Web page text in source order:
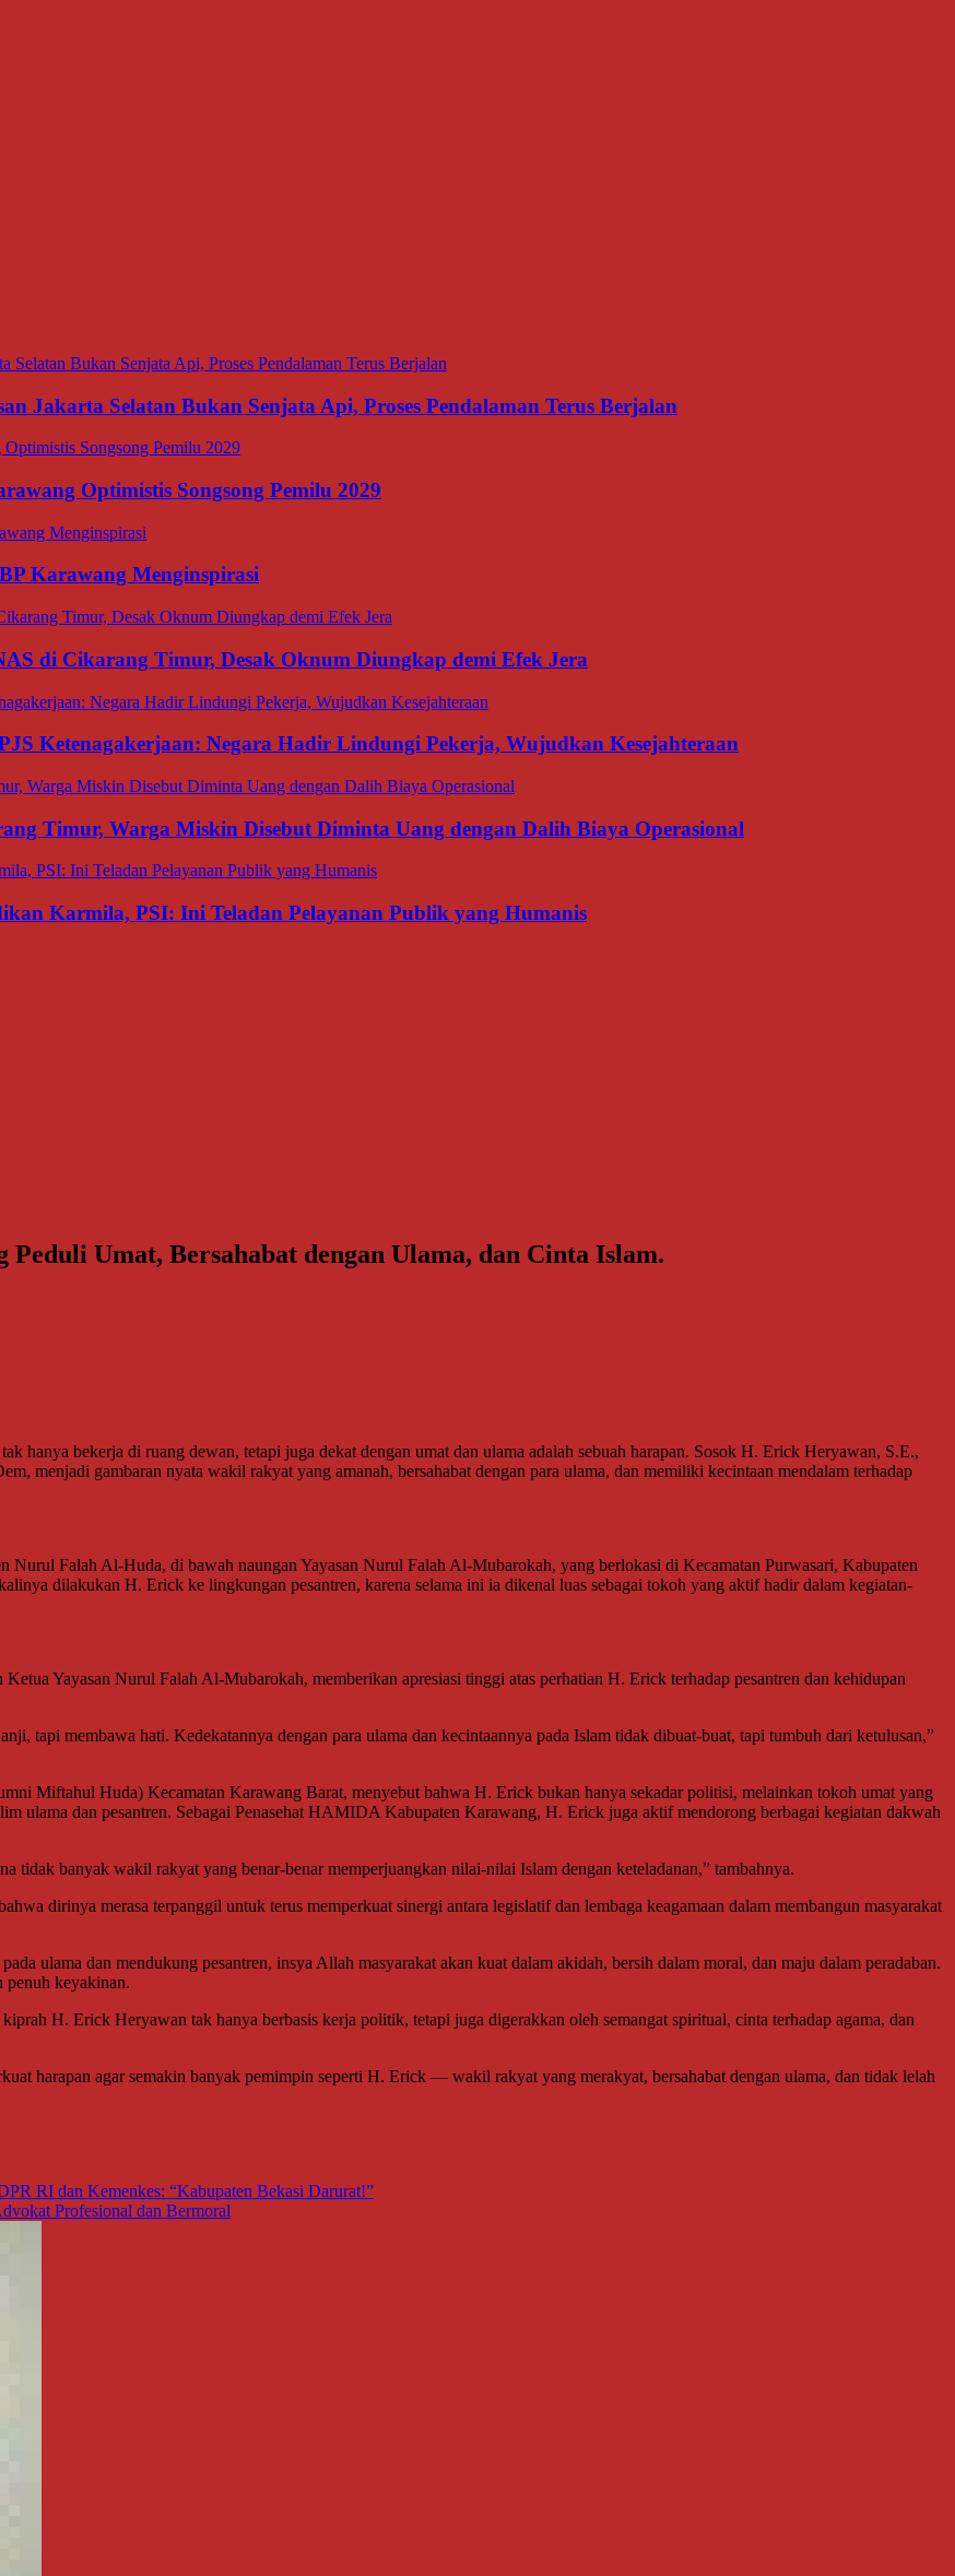
Jakarta Selatan Bukan Senjata Api, Proses Pendalaman Terus Berjalan
Optimistis Songsong Pemilu 2029
Karawang Menginspirasi
di Cikarang Timur, Desak Oknum Diungkap demi Efek Jera
Ketenagakerjaan: Negara Hadir Lindungi Pekerja, Wujudkan Kesejahteraan
Timur, Warga Miskin Disebut Diminta Uang dengan Dalih Biaya Operasional
Karmila, PSI: Ini Teladan Pelayanan Publik yang Humanis
Umat, Bersahabat dengan Ulama, dan Cinta Islam.
hanya bekerja di ruang dewan, tetapi juga dekat dengan umat dan ulama adalah sebuah harapan. Sosok H. Erick Heryawan, S.E.,
menjadi gambaran nyata wakil rakyat yang amanah, bersahabat dengan para ulama, dan memiliki kecintaan mendalam terhadap
Nurul Falah Al-Huda, di bawah naungan Yayasan Nurul Falah Al-Mubarokah, yang berlokasi di Kecamatan Purwasari, Kabupaten
dilakukan H. Erick ke lingkungan pesantren, karena selama ini ia dikenal luas sebagai tokoh yang aktif hadir dalam kegiatan-
Yayasan Nurul Falah Al-Mubarokah, memberikan apresiasi tinggi atas perhatian H. Erick terhadap pesantren dan kehidupan
tapi membawa hati. Kedekatannya dengan para ulama dan kecintaannya pada Islam tidak dibuat-buat, tapi tumbuh dari ketulusan,”
Miftahul Huda) Kecamatan Karawang Barat, menyebut bahwa H. Erick bukan hanya sekadar politisi, melainkan tokoh umat yang
ulama dan pesantren. Sebagai Penasehat HAMIDA Kabupaten Karawang, H. Erick juga aktif mendorong berbagai kegiatan dakwah
tidak banyak wakil rakyat yang benar-benar memperjuangkan nilai-nilai Islam dengan keteladanan,” tambahnya.
dirinya merasa terpanggil untuk terus memperkuat sinergi antara legislatif dan lembaga keagamaan dalam membangun masyarakat
ulama dan mendukung pesantren, insya Allah masyarakat akan kuat dalam akidah, bersih dalam moral, dan maju dalam peradaban.
penuh keyakinan.
H. Erick Heryawan tak hanya berbasis kerja politik, tetapi juga digerakkan oleh semangat spiritual, cinta terhadap agama, dan
harapan agar semakin banyak pemimpin seperti H. Erick — wakil rakyat yang merakyat, bersahabat dengan ulama, dan tidak lelah
RI dan Kemenkes: “Kabupaten Bekasi Darurat!”
Profesional dan Bermoral